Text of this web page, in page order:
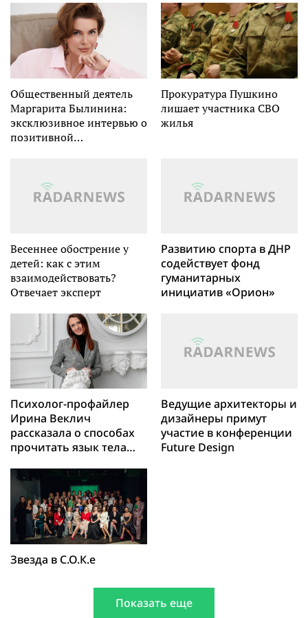
водой
Общественный деятель
Маргарита Былинина:
эксклюзивное интервью о
позитивной
Прокуратура Пушкино
лишает участника СВО
жилья
Весеннее обострение у
детей: как с этим
взаимодействовать?
Отвечает эксперт
Развитию спорта в ДНР
содействует фонд
гуманитарных
инициатив «Орион»
Психолог-профайлер
Ирина Веклич
рассказала о способах
прочитать язык тела
Ведущие архитекторы и
дизайнеры примут
участие в конференции
Future Design
Звезда в С.О.К.е
Показать еще